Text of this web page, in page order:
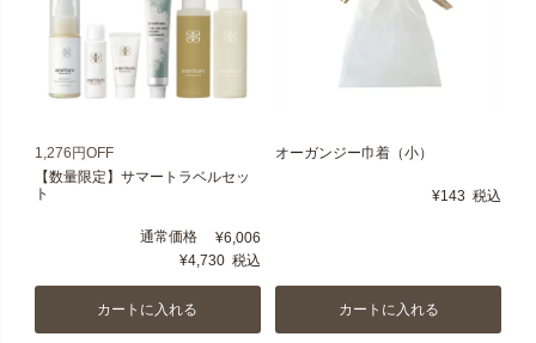
1,276円OFF
【数量限定】サマートラベルセッ
ト
通常価格 ¥6,006
¥4,730 税込
カートに入れる
オーガンジー巾着（小）
¥143 税込
カートに入れる